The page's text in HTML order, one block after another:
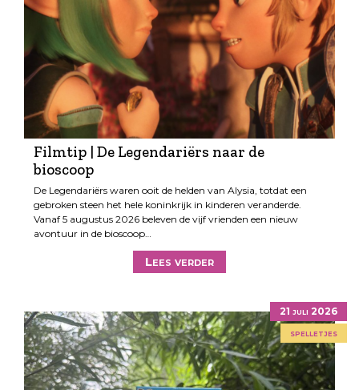
Filmtip | De Legendariërs naar de
bioscoop
De Legendariërs waren ooit de helden van Alysia, totdat een
gebroken steen het hele koninkrijk in kinderen veranderde.
Vanaf 5 augustus 2026 beleven de vijf vrienden een nieuw
avontuur in de bioscoop…
Lees verder
21 juli 2026
spelletjes